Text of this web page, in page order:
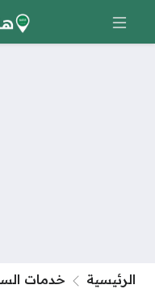
الرئيسية خدمات